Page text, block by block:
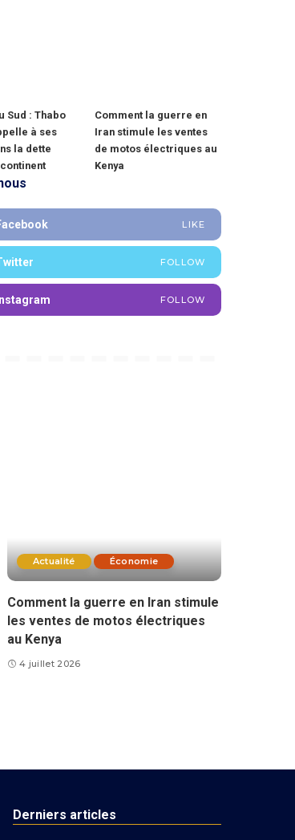
Sud : Thabo
à ses
la dette
Comment la guerre en
Iran stimule les ventes
de motos électriques au
Kenya
LIKE
FOLLOW
Instagram FOLLOW
Actualité Économie
Comment la guerre en Iran stimule
les ventes de motos électriques
au Kenya
4 juillet 2026
Derniers articles